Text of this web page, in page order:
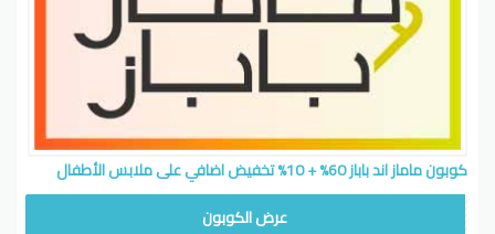
كوبون ماماز اند باباز 60% + 10% تخفيض اضافي على ملابس الأطفال
عرض الكوبون